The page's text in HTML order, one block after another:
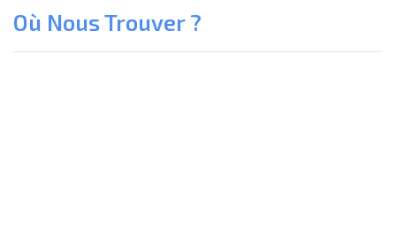
Où Nous Trouver ?